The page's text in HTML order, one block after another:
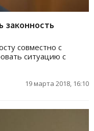
законность
совместно с
ситуацию с
19 марта 2018, 16:10